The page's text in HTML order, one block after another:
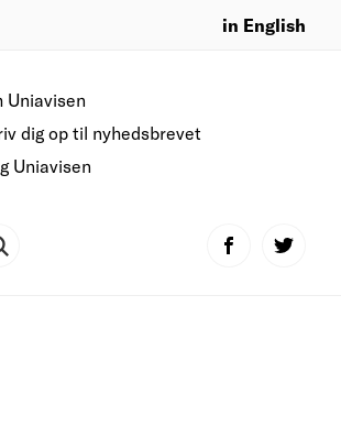
in English
Uniavisen
dig op til nyhedsbrevet
Uniavisen